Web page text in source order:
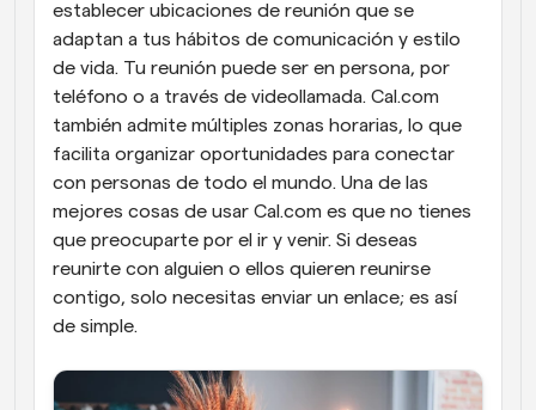
establecer ubicaciones de reunión que se
adaptan a tus hábitos de comunicación y estilo
de vida. Tu reunión puede ser en persona, por
teléfono o a través de videollamada. Cal.com
también admite múltiples zonas horarias, lo que
facilita organizar oportunidades para conectar
con personas de todo el mundo. Una de las
mejores cosas de usar Cal.com es que no tienes
que preocuparte por el ir y venir. Si deseas
reunirte con alguien o ellos quieren reunirse
contigo, solo necesitas enviar un enlace; es así
de simple.